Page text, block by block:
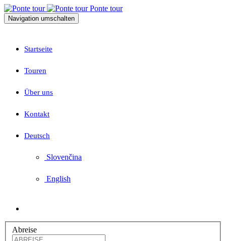
Ponte tour
Navigation umschalten
Startseite
Touren
Über uns
Kontakt
Deutsch
Slovenčina
English
Abreise